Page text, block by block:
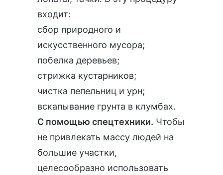
входит:
сбор природного и
искусственного мусора;
побелка деревьев;
стрижка кустарников;
чистка пепельниц и урн;
вскапывание грунта в клумбах.
С помощью спецтехники. Чтобы
не привлекать массу людей на
большие участки,
целесообразно использовать